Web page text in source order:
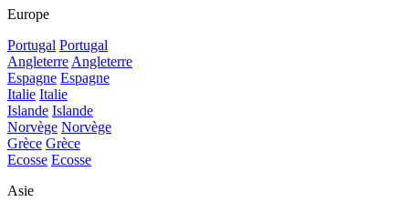
Europe
Portugal Portugal
Angleterre Angleterre
Espagne Espagne
Italie Italie
Islande Islande
Norvège Norvège
Grèce Grèce
Ecosse Ecosse
Asie